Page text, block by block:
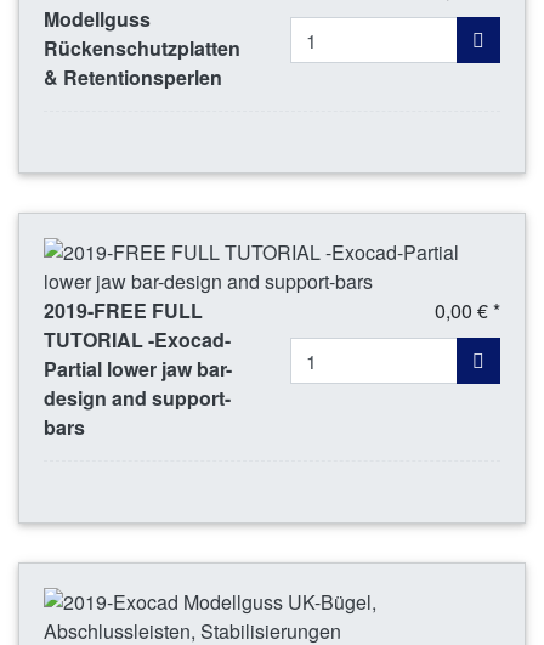
Modellguss
Rückenschutzplatten
& Retentionsperlen
2019-FREE FULL
TUTORIAL -Exocad-
Partial lower jaw bar-
design and support-
bars
0,00 € *